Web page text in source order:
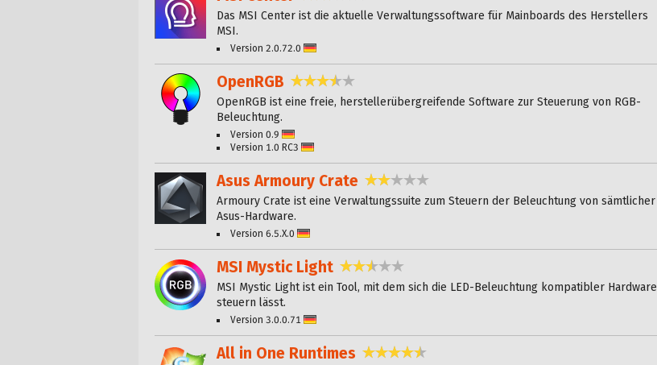
Das MSI Center ist die aktuelle Verwaltungssoftware für Mainboards des Herstellers
MSI.
Version 2.0.72.0
OpenRGB 3,6 Sterne
OpenRGB ist eine freie, herstellerübergreifende Software zur Steuerung von RGB-
Beleuchtung.
Version 0.9
Version 1.0 RC3
Asus Armoury Crate 2,2 Sterne
Armoury Crate ist eine Verwaltungssuite zum Steuern der Beleuchtung von sämtlicher
Asus-Hardware.
Version 6.5.X.0
MSI Mystic Light 2,6 Sterne
MSI Mystic Light ist ein Tool, mit dem sich die LED-Beleuchtung kompatibler Hardware
steuern lässt.
Version 3.0.0.71
All in One Runtimes 4,4 Sterne